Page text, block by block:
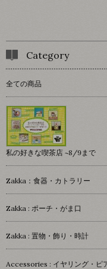
Category
全ての商品
私の好きな喫茶店 ~8/9まで
Zakka：食器・カトラリー
Zakka : ポーチ・がま口
Zakka : 置物・飾り・時計
Accessories : イヤリング・ピ